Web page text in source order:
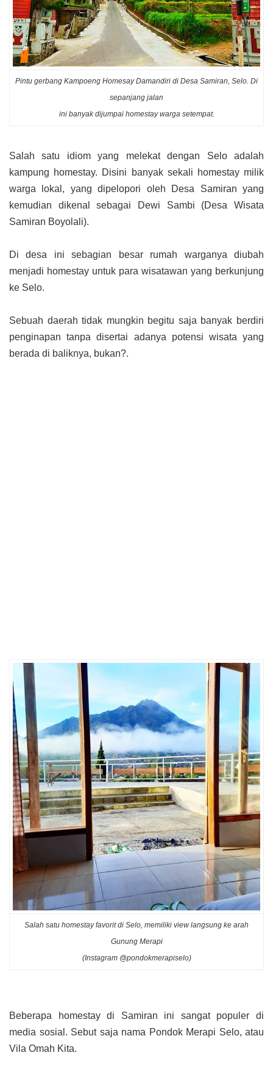
Pintu gerbang Kampoeng Homesay Damandiri di Desa Samiran, Selo. Di
sepanjang jalan
ini banyak dijumpai homestay warga setempat.
Salah satu idiom yang melekat dengan Selo adalah
kampung homestay. Disini banyak sekali homestay milik
warga lokal, yang dipelopori oleh Desa Samiran yang
kemudian dikenal sebagai Dewi Sambi (Desa Wisata
Samiran Boyolali).
Di desa ini sebagian besar rumah warganya diubah
menjadi homestay untuk para wisatawan yang berkunjung
ke Selo.
Sebuah daerah tidak mungkin begitu saja banyak berdiri
penginapan tanpa disertai adanya potensi wisata yang
berada di baliknya, bukan?.
Salah satu homestay favorit di Selo, memiliki view langsung ke arah
Gunung Merapi
(Instagram @pondokmerapiselo)
Beberapa homestay di Samiran ini sangat populer di
media sosial. Sebut saja nama Pondok Merapi Selo, atau
Vila Omah Kita.